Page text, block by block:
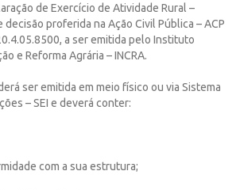
de Exercício de Atividade Rural –
proferida na Ação Civil Pública – ACP
a ser emitida pelo Instituto
e Reforma Agrária – INCRA.
ser emitida em meio físico ou via Sistema
– SEI e deverá conter:
com a sua estrutura;